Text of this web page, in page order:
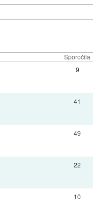
Sporočila
9
41
49
22
10